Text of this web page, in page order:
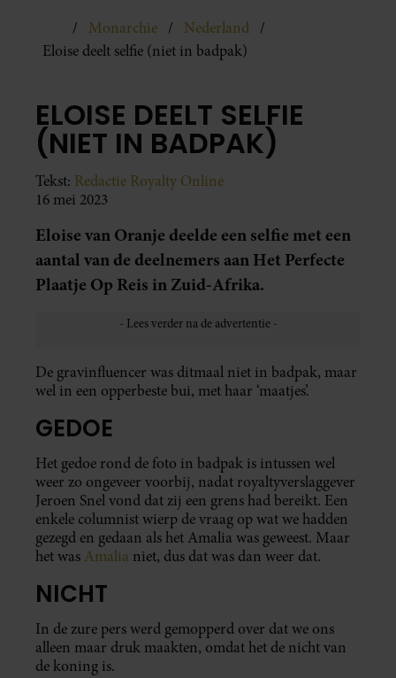
Monarchie
Nederland
Eloise deelt selfie (niet in badpak)
ELOISE DEELT SELFIE
(NIET IN BADPAK)
Tekst: Redactie Royalty Online
16 mei 2023
Eloise van Oranje deelde een selfie met een
aantal van de deelnemers aan Het Perfecte
Plaatje Op Reis in Zuid-Afrika.
De gravinfluencer was ditmaal niet in badpak, maar
wel in een opperbeste bui, met haar ‘maatjes’.
GEDOE
Het gedoe rond de foto in badpak is intussen wel
weer zo ongeveer voorbij, nadat royaltyverslaggever
Jeroen Snel vond dat zij een grens had bereikt. Een
enkele columnist wierp de vraag op wat we hadden
gezegd en gedaan als het Amalia was geweest. Maar
het was Amalia niet, dus dat was dan weer dat.
NICHT
In de zure pers werd gemopperd over dat we ons
alleen maar druk maakten, omdat het de nicht van
de koning is.